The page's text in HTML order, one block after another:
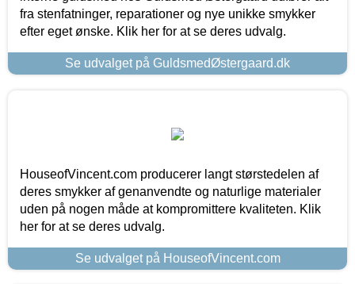
fra stenfatninger, reparationer og nye unikke smykker
efter eget ønske. Klik her for at se deres udvalg.
Se udvalget på GuldsmedØstergaard.dk
HouseofVincent.com producerer langt størstedelen af
deres smykker af genanvendte og naturlige materialer
uden på nogen måde at kompromittere kvaliteten. Klik
her for at se deres udvalg.
Se udvalget på HouseofVincent.com